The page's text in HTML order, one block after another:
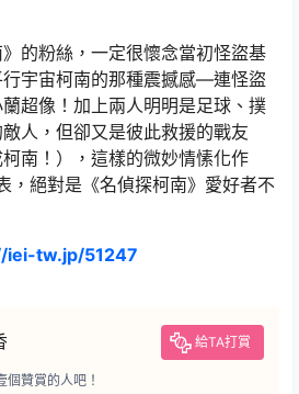
的粉絲，一定很懷念當初怪盜基
宇宙柯南的那種震撼感—連怪盜
超像！加上兩人明明是足球、撲
人，但卻又是彼此救援的戰友
柯南！），這樣的微妙情愫化作
，絕對是《名偵探柯南》愛好者不
iei-tw.jp/51247
給TA打賞
贊賞的人吧！